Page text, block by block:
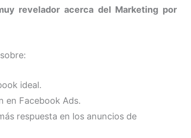
revelador acerca del Marketing por
ideal.
en Facebook Ads.
respuesta en los anuncios de